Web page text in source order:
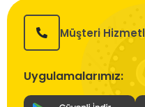
Müşteri
Uygulamalarımız: